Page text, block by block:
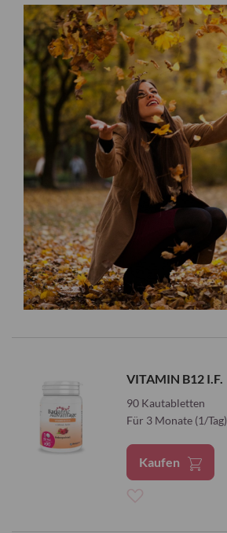
VITAMIN B12 I.F.
90 Kautabletten
Für 3 Monate (1/Tag)
Kaufen